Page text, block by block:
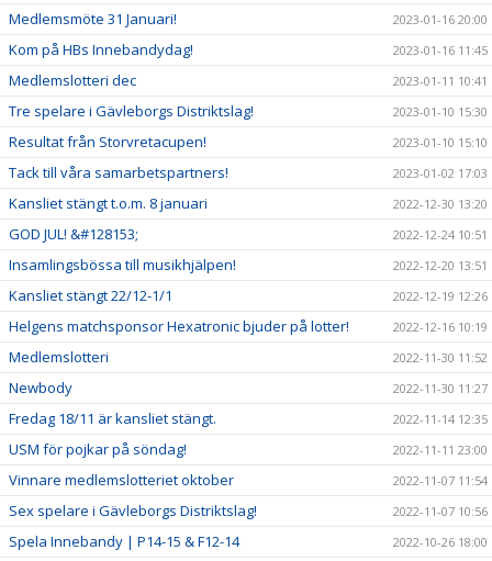
Medlemsmöte 31 Januari! 2023-01-16 20:00
Kom på HBs Innebandydag! 2023-01-16 11:45
Medlemslotteri dec 2023-01-11 10:41
Tre spelare i Gävleborgs Distriktslag! 2023-01-10 15:30
Resultat från Storvretacupen! 2023-01-10 15:10
Tack till våra samarbetspartners! 2023-01-02 17:03
Kansliet stängt t.o.m. 8 januari 2022-12-30 13:20
GOD JUL! &#128153; 2022-12-24 10:51
Insamlingsbössa till musikhjälpen! 2022-12-20 13:51
Kansliet stängt 22/12-1/1 2022-12-19 12:26
Helgens matchsponsor Hexatronic bjuder på lotter! 2022-12-16 10:19
Medlemslotteri 2022-11-30 11:52
Newbody 2022-11-30 11:27
Fredag 18/11 är kansliet stängt. 2022-11-14 12:35
USM för pojkar på söndag! 2022-11-11 23:00
Vinnare medlemslotteriet oktober 2022-11-07 11:54
Sex spelare i Gävleborgs Distriktslag! 2022-11-07 10:56
Spela Innebandy | P14-15 & F12-14 2022-10-26 18:00